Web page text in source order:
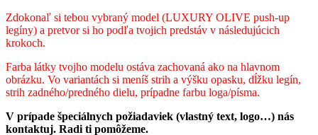
Zdokonaľ si tebou vybraný model (LUXURY OLIVE push-up
legíny) a pretvor si ho podľa tvojich predstáv v následujúcich
krokoch.
Farba látky tvojho modelu ostáva zachovaná ako na hlavnom
obrázku. Vo variantách si meníš strih a výšku opasku, dĺžku legín,
strih zadného/predného dielu, prípadne farbu loga/písma.
V prípade špeciálnych požiadaviek (vlastný text, logo…) nás
kontaktuj. Radi ti pomôžeme.